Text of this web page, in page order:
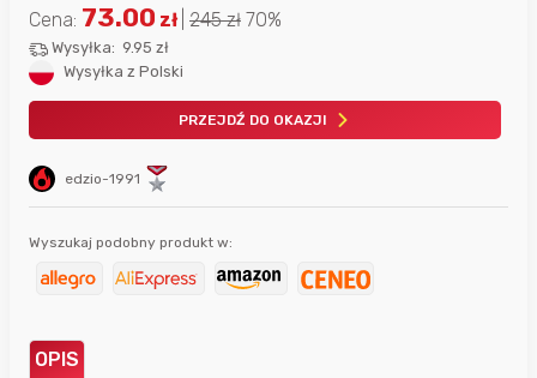
edzio-1991
Cena: 73.00 zł 245zł 70%
Wysyłka: 9.95 zł
Wysyłka z Polski
PRZEJDŹ DO OKAZJI
Wyszukaj podobny produkt w:
OPIS